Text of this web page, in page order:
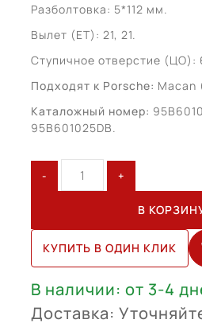
Разболтовка: 5*112 мм.
Вылет (ET): 21, 21.
Ступичное отверстие (ЦО):
Подходят к Porsche: Macan
Каталожный номер:
95B601025DB.
товара
R18
(95B601025DA,
95B601025DB)
В
КУПИТЬ В ОДИН КЛИК
В наличии: от 3-4
Доставка: